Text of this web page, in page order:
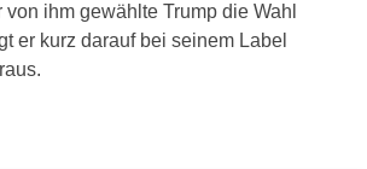
ihm gewählte Trump die Wahl
er kurz darauf bei seinem Label